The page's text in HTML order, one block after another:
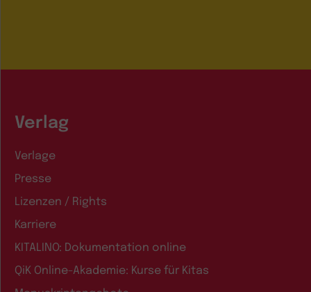
Verlag
Verlage
Presse
Lizenzen / Rights
Karriere
KITALINO: Dokumentation online
QiK Online-Akademie: Kurse für Kitas